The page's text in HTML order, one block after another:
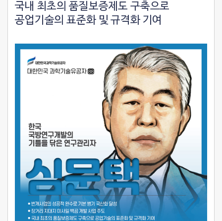
국내 최초의 품질보증제도 구축으로
공업기술의 표준화 및 규격화 기여